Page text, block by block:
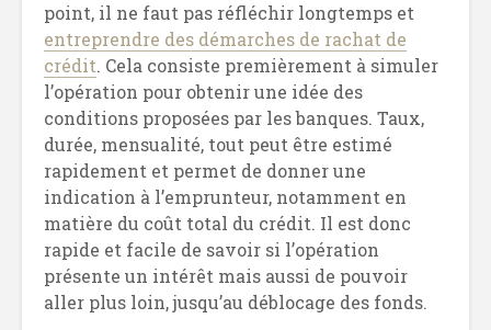
point, il ne faut pas réfléchir longtemps et
entreprendre des démarches de rachat de
crédit. Cela consiste premièrement à simuler
l’opération pour obtenir une idée des
conditions proposées par les banques. Taux,
durée, mensualité, tout peut être estimé
rapidement et permet de donner une
indication à l’emprunteur, notamment en
matière du coût total du crédit. Il est donc
rapide et facile de savoir si l’opération
présente un intérêt mais aussi de pouvoir
aller plus loin, jusqu’au déblocage des fonds.